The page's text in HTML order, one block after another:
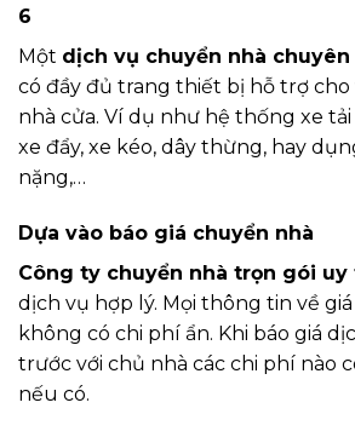
6
Một dịch vụ chuyển nhà
có đầy đủ trang thiết bị hỗ trợ
nhà cửa. Ví dụ như hệ thống xe
xe đẩy, xe kéo, dây thừng, hay
nặng,…
Dựa vào báo giá chuyển nhà
Công ty chuyển nhà trọn gói uy
dịch vụ hợp lý. Mọi thông tin về
không có chi phí ẩn. Khi báo giá
trước với chủ nhà các chi phí nào
nếu có.